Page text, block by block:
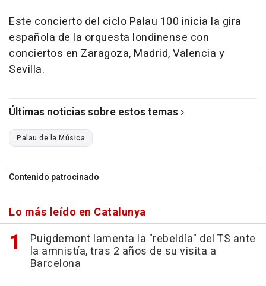
Este concierto del ciclo Palau 100 inicia la gira
española de la orquesta londinense con
conciertos en Zaragoza, Madrid, Valencia y
Sevilla.
Últimas noticias sobre estos temas
Palau de la Música
Contenido patrocinado
Lo más leído en Catalunya
Puigdemont lamenta la "rebeldía" del TS ante
la amnistía, tras 2 años de su visita a
Barcelona